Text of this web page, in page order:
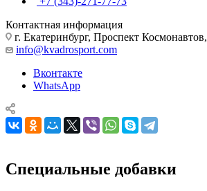
Контактная информация
г. Екатеринбург, Проспект
info@kvadrosport.com
Вконтакте
WhatsApp
Специальные добавки